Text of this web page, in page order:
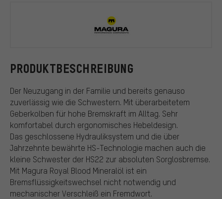
PRODUKTBESCHREIBUNG
Der Neuzugang in der Familie und bereits genauso
zuverlässig wie die Schwestern. Mit überarbeitetem
Geberkolben für hohe Bremskraft im Alltag. Sehr
komfortabel durch ergonomisches Hebeldesign.
Das geschlossene Hydrauliksystem und die über
Jahrzehnte bewährte HS-Technologie machen auch die
kleine Schwester der HS22 zur absoluten Sorglosbremse.
Mit Magura Royal Blood Mineralöl ist ein
Bremsflüssigkeitswechsel nicht notwendig und
mechanischer Verschleiß ein Fremdwort.